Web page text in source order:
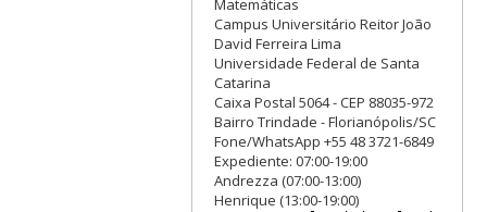
Matemáticas
Campus Universitário Reitor João
David Ferreira Lima
Universidade Federal de Santa
Catarina
Caixa Postal 5064 - CEP 88035-972
Bairro Trindade - Florianópolis/SC
Fone/WhatsApp +55 48 3721-6849
Expediente: 07:00-19:00
Andrezza (07:00-13:00)
Henrique (13:00-19:00)